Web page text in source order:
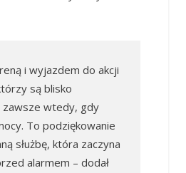
i wyjazdem do akcji
są blisko
zawsze wtedy, gdy
To podziękowanie
służbę, która zaczyna
alarmem – dodał